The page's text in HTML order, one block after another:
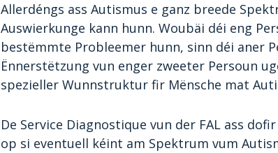
Allerdéngs ass Autismus e ganz breede
Auswierkunge kann hunn. Woubäi déi eng
bestëmmte Probleemer hunn, sinn déi aner
Ënnerstëtzung vun enger zweeter Persoun
spezieller Wunnstruktur fir Mënsche mat
De Service Diagnostique vun der FAL ass
op si eventuell kéint am Spektrum vum